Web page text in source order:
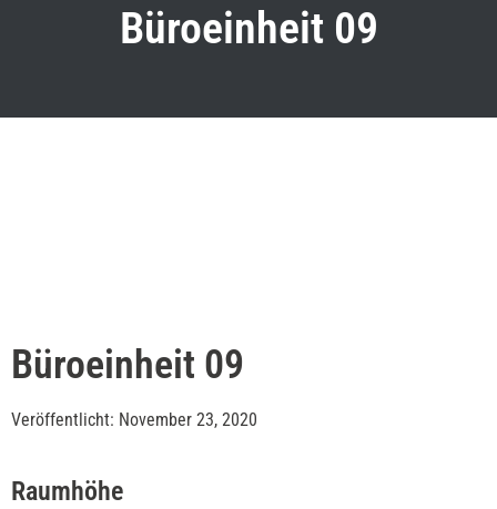
Büroeinheit 09
Büroeinheit 09
Veröffentlicht: November 23, 2020
Raumhöhe